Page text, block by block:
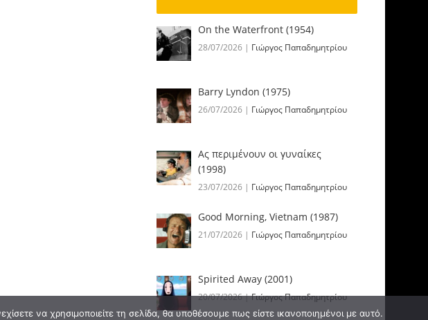
On the Waterfront (1954)
28/07/2026 | Γιώργος Παπαδημητρίου
Barry Lyndon (1975)
26/07/2026 | Γιώργος Παπαδημητρίου
Ας περιμένουν οι γυναίκες
(1998)
23/07/2026 | Γιώργος Παπαδημητρίου
Good Morning, Vietnam (1987)
21/07/2026 | Γιώργος Παπαδημητρίου
Spirited Away (2001)
20/07/2026|Γιώργος Παπαδημητρίου
να χρησιμοποιείτε τη σελίδα, θα υποθέσουμε πως είστε ικανοποιημένοι με αυτό.